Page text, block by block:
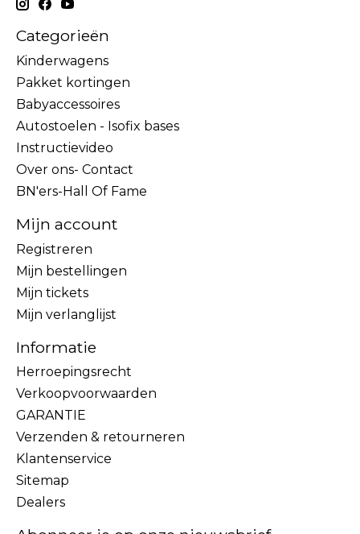
Categorieën
Kinderwagens
Pakket kortingen
Babyaccessoires
Autostoelen - Isofix bases
Instructievideo
Over ons- Contact
BN'ers-Hall Of Fame
Mijn account
Registreren
Mijn bestellingen
Mijn tickets
Mijn verlanglijst
Informatie
Herroepingsrecht
Verkoopvoorwaarden
GARANTIE
Verzenden & retourneren
Klantenservice
Sitemap
Dealers